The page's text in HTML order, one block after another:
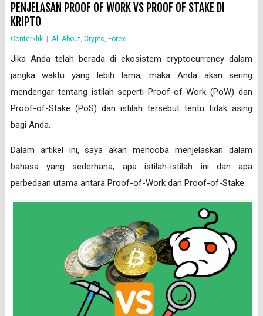
PENJELASAN PROOF OF WORK VS PROOF OF STAKE DI
KRIPTO
Centerklik All About, Crypto, Forex
Jika Anda telah berada di ekosistem cryptocurrency dalam
jangka waktu yang lebih lama, maka Anda akan sering
mendengar tentang istilah seperti Proof-of-Work (PoW) dan
Proof-of-Stake (PoS) dan istilah tersebut tentu tidak asing
bagi Anda.
Dalam artikel ini, saya akan mencoba menjelaskan dalam
bahasa yang sederhana, apa istilah-istilah ini dan apa
perbedaan utama antara Proof-of-Work dan Proof-of-Stake.